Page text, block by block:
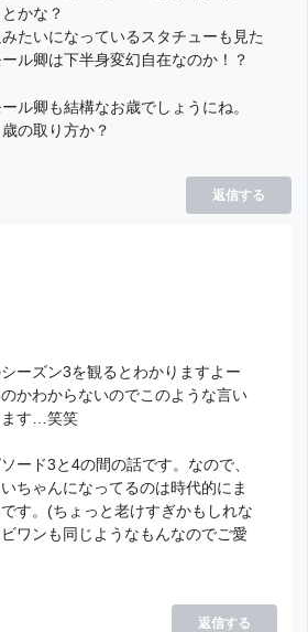
かな？
たいになっているスタチューも見た
ル卿は下半身変幻自在なのか！？
ル卿も結構なお歳でしょうにね。
の取り方か？
返信する
ーズン3を観るとわかりますよー
かわからないのでこのような言い
ます…笑笑
ード3と4の間の話です。なので、
ちゃんになってるのは時代的にま
す。(ちょっと老けすぎかもしれな
ワンも同じようなもんなのでご愛
返信する